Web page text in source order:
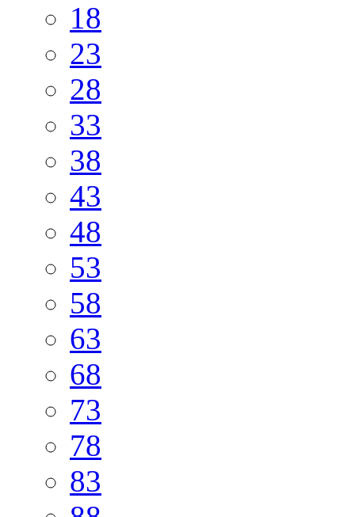
18
23
28
33
38
43
48
53
58
63
68
73
78
83